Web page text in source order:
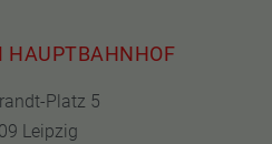
HAUPTBAHNHOF
Platz 5
Leipzig